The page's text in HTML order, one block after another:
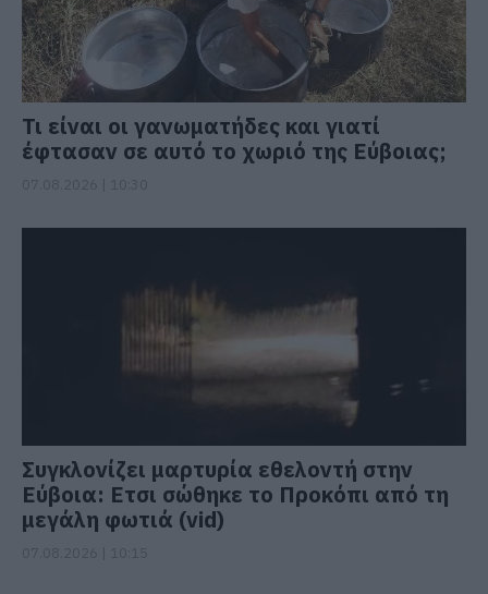
Τι είναι οι γανωματήδες και γιατί
έφτασαν σε αυτό το χωριό της Εύβοιας;
Συγκλονίζει μαρτυρία εθελοντή στην
Εύβοια: Ετσι σώθηκε το Προκόπι από τη
μεγάλη φωτιά (vid)